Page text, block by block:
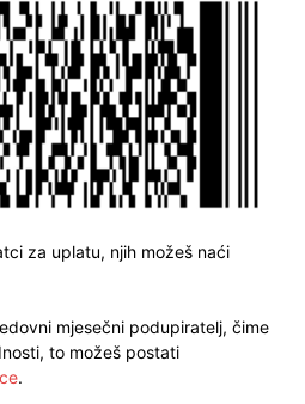
za uplatu, njih možeš naći
mjesečni podupiratelj, čime
to možeš postati
.